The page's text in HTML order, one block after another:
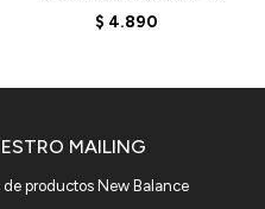
Arishi V4 - MARISCP4 -
$ 4.890
MAILING
productos New Balance